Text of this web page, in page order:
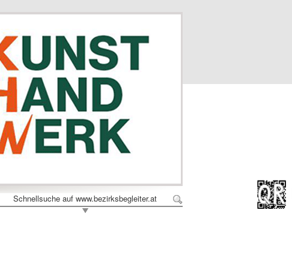
Schnellsuche auf www.bezirksbegleiter.at